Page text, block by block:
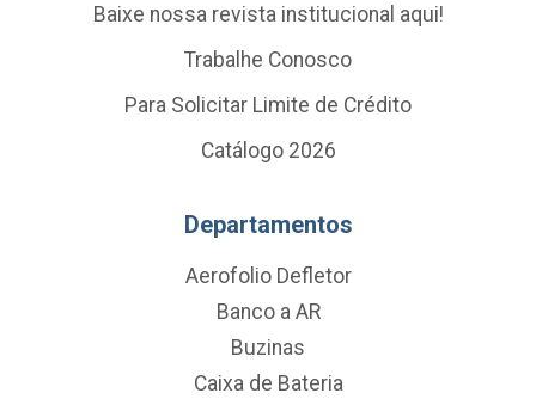
Baixe nossa revista institucional aqui!
Trabalhe Conosco
Para Solicitar Limite de Crédito
Catálogo 2026
Departamentos
Aerofolio Defletor
Banco a AR
Buzinas
Caixa de Bateria